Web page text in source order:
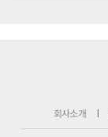
회사소개